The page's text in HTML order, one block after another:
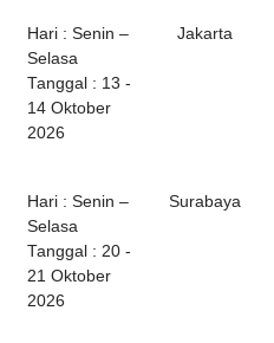
Hari : Senin –
Selasa
Tanggal : 13 -
14 Oktober
2026
Jakarta
Hari : Senin –
Selasa
Tanggal : 20 -
21 Oktober
2026
Surabaya